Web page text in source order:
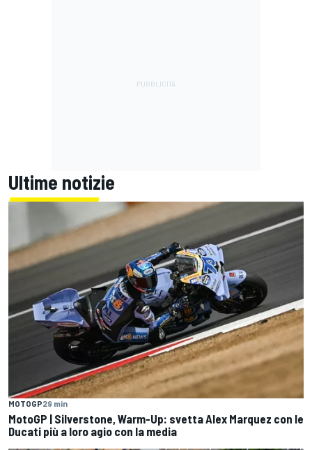
Ultime notizie
MOTOGP29 min
MotoGP | Silverstone, Warm-Up: svetta Alex Marquez con le
Ducati più a loro agio con la media